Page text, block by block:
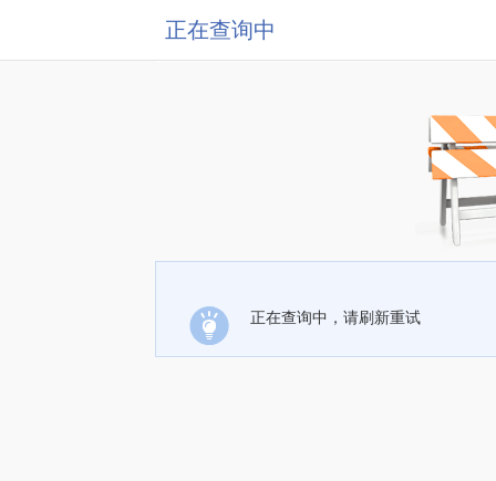
正在查询中
正在查询中，请刷新重试